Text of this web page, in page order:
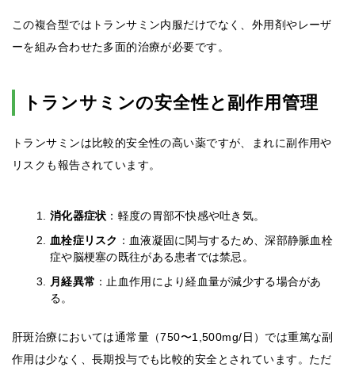
この複合型ではトランサミン内服だけでなく、外用剤やレーザ
ーを組み合わせた多面的治療が必要です。
トランサミンの安全性と副作用管理
トランサミンは比較的安全性の高い薬ですが、まれに副作用や
リスクも報告されています。
消化器症状 ：軽度の胃部不快感や吐き気。
血栓症リスク ：血液凝固に関与するため、深部静脈血栓
症や脳梗塞の既往がある患者では禁忌。
月経異常 ：止血作用により経血量が減少する場合があ
る。
肝斑治療においては通常量（750〜1,500mg/日）では重篤な副
作用は少なく、長期投与でも比較的安全とされています。ただ